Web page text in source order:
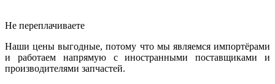
Не переплачиваете
Наши цены выгодные, потому что мы являемся импортёрами
и работаем напрямую с иностранными поставщиками и
производителями запчастей.